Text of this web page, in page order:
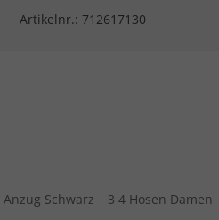
Artikelnr.: 712617130
Anzug Schwarz 3 4 Hosen Damen